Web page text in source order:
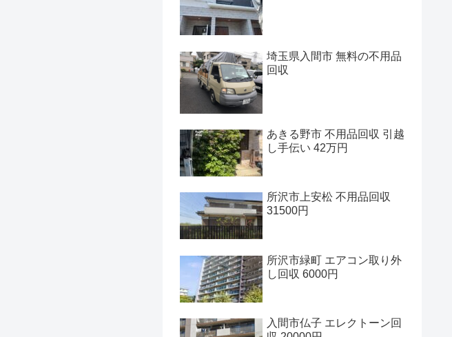
埼玉県入間市 無料の不用品
回収
あきる野市 不用品回収 引越
し手伝い 42万円
所沢市上安松 不用品回収
31500円
所沢市緑町 エアコン取り外
し回収 6000円
入間市仏子 エレクトーン回